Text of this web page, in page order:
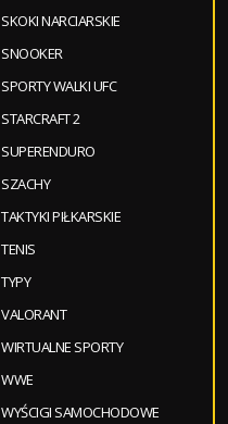
SKOKI NARCIARSKIE
SNOOKER
SPORTY WALKI UFC
STARCRAFT 2
SUPERENDURO
SZACHY
TAKTYKI PIŁKARSKIE
TENIS
TYPY
VALORANT
WIRTUALNE SPORTY
WWE
WYŚCIGI SAMOCHODOWE